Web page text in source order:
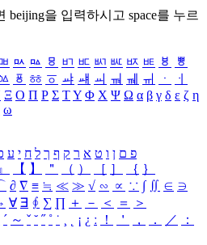
beijing을 입력하시고 space를 누르
ㅯ ㅰ ㅱ ㅲ ㅳ ㅴ ㅵ ㅶ ㅷ ㅸ
ㅹ
ㆄ ㆅ ㆆ ㆇ ㆈ ㆉ ㆊ ㆋ ㆌ ㆍ
ㆎ
Ξ Ο Π Ρ Σ ΤΥ Φ Χ Ψ Ω α β γ δ ε ζ η
ω
פ ם ן ו ט א ר ק ף ך ל ח י ע
【 】 ＂ （ ） ［ ］ ｛ ｝
∂ ∇ ≡ ≒ ≪ ≫ √ ∽ ∝ ∵ ∫ ∬ ∈ ∋
∀ ∃ ∮ ∑ ∏ ＋ － ＜ ＝
＞
´ ～ ˇ ˘ ˝ ˚ ˙ ¸ ¡ ¿ ː ！ ＇ ， ． ／
：